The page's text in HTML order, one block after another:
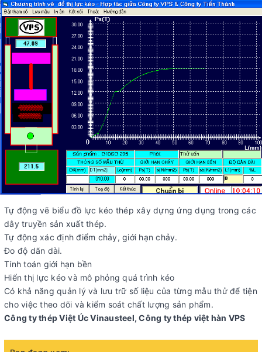
Tự động vẽ biểu đồ lực kéo thép xây dựng ứng dụng trong các
dây truyền sản xuất thép.
Tự động xác định điểm chảy, giới hạn chảy.
Đo độ dãn dài.
Tính toán giới hạn bền
Hiển thị lực kéo và mô phỏng quá trình kéo
Có khả năng quản lý và lưu trữ số liệu của từng mẫu thử để tiện
cho việc theo dõi và kiểm soát chất lượng sản phẩm.
Công ty thép Việt Úc Vinausteel, Công ty thép việt hàn VPS